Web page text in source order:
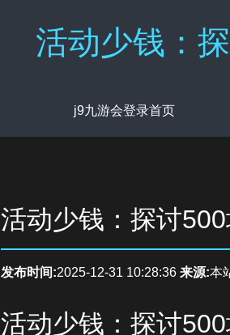
活动少钱：
j9九游会登录首页
活动少钱：探讨
发布时间:2025-12-31 10:28:36 来源:本
活动少钱：探讨